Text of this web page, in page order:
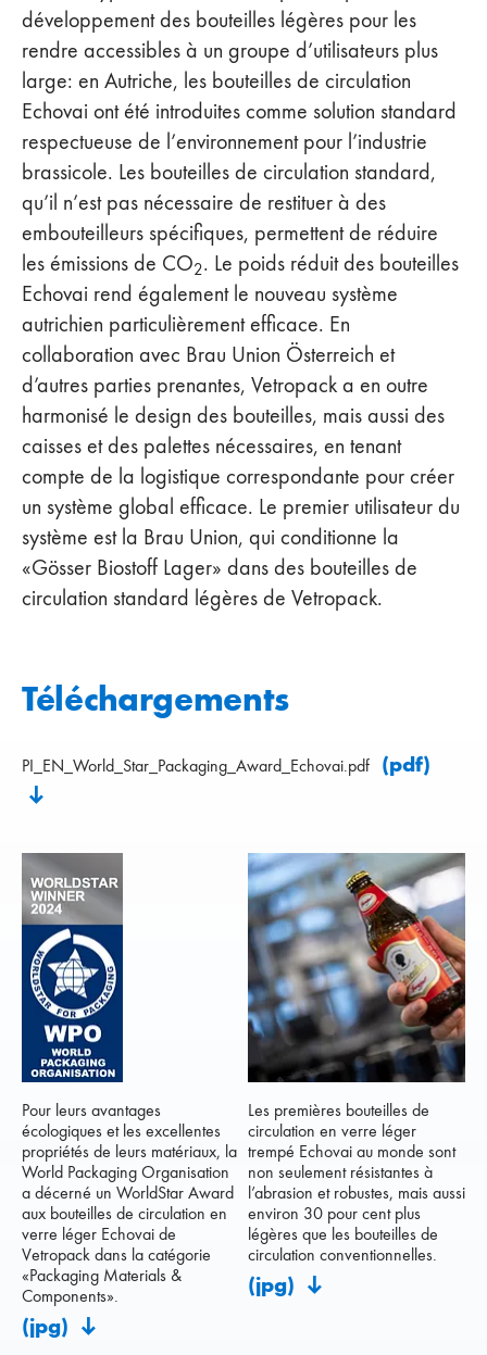
développement des bouteilles légères pour les
rendre accessibles à un groupe d’utilisateurs plus
large: en Autriche, les bouteilles de circulation
Echovai ont été introduites comme solution standard
respectueuse de l’environnement pour l’industrie
brassicole. Les bouteilles de circulation standard,
qu’il n’est pas nécessaire de restituer à des
embouteilleurs spécifiques, permettent de réduire
les émissions de CO2. Le poids réduit des bouteilles
Echovai rend également le nouveau système
autrichien particulièrement efficace. En
collaboration avec Brau Union Österreich et
d’autres parties prenantes, Vetropack a en outre
harmonisé le design des bouteilles, mais aussi des
caisses et des palettes nécessaires, en tenant
compte de la logistique correspondante pour créer
un système global efficace. Le premier utilisateur du
système est la Brau Union, qui conditionne la
«Gösser Biostoff Lager» dans des bouteilles de
circulation standard légères de Vetropack.
Téléchargements
PI_EN_World_Star_Packaging_Award_Echovai.pdf (pdf)
Pour leurs avantages
écologiques et les excellentes
propriétés de leurs matériaux, la
World Packaging Organisation
a décerné un WorldStar Award
aux bouteilles de circulation en
verre léger Echovai de
Vetropack dans la catégorie
«Packaging Materials &
Components».
(jpg)
Les premières bouteilles de
circulation en verre léger
trempé Echovai au monde sont
non seulement résistantes à
l’abrasion et robustes, mais aussi
environ 30 pour cent plus
légères que les bouteilles de
circulation conventionnelles.
(jpg)